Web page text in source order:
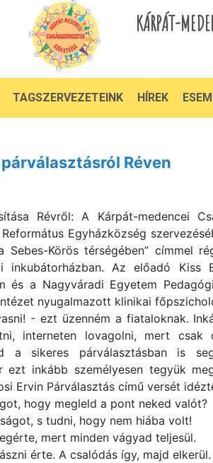
KÁRPÁT-
TAGSZERVEZETEINK HÍREK
Réven
Révről: A Kárpát-medencei
Egyházközség
Sebes-Körös térségében” címmel
inkubátorházban. Az előadó Kiss
és a Nagyváradi Egyetem
nyugalmazott klinikai
- ezt üzenném a fiataloknak.
interneten lovagolni, mert csak
a sikeres párválasztásban is
ezt inkább személyesen tegyük
Ervin Párválasztás című versét
hogy megleld a pont neked valót?
s tudni, hogy nem hiába volt!
mert minden vágyad teljesül.
érte. A csalódás így, majd elkerül.